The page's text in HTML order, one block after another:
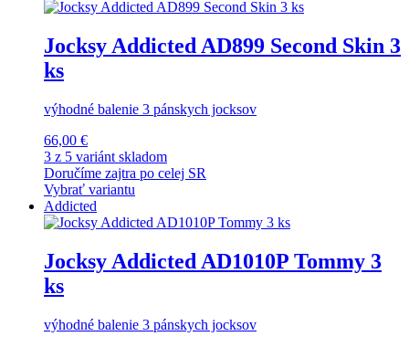
Jocksy Addicted AD899 Second Skin 3
ks
výhodné balenie 3 pánskych jocksov
66,00 €
3 z 5 variánt skladom
Doručíme zajtra po celej SR
Vybrať variantu
Addicted
Jocksy Addicted AD1010P Tommy 3
ks
výhodné balenie 3 pánskych jocksov